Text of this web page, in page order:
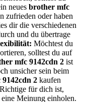
neues brother mfc
zufrieden oder haben
dir die verschiedenen
und du übertrage
Möchtest du
solltest du auf
mfc 9142cdn 2 ist
unsicher sein beim
2 kaufen
für dich ist,
Meinung einholen.